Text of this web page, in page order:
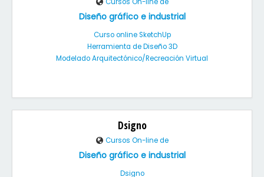
Diseño gráfico e industrial
Curso online SketchUp
Herramienta de Diseño 3D
Modelado Arquitectónico/Recreación Virtual
Dsigno
Cursos On-line de
Diseño gráfico e industrial
Dsigno